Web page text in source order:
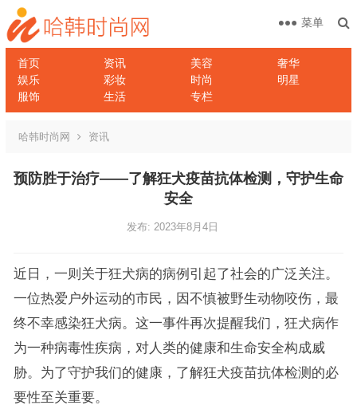
首页 资讯 美容
奢华
娱乐
彩妆 时尚
明星
服饰
生活 专栏
菜单
哈韩时尚网 资讯
预防胜于治疗——了解狂犬疫苗抗体检测，守护生命
安全
发布: 2023年8月4日
近日，一则关于狂犬病的病例引起了社会的广泛关注。
一位热爱户外运动的市民，因不慎被野生动物咬伤，最
终不幸感染狂犬病。这一事件再次提醒我们，狂犬病作
为一种病毒性疾病，对人类的健康和生命安全构成威
胁。为了守护我们的健康，了解狂犬疫苗抗体检测的必
要性至关重要。